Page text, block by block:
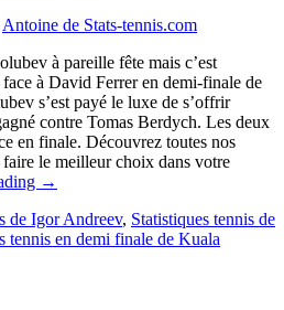
Antoine de Stats-tennis.com
à pareille fête mais c’est
à David Ferrer en demi-finale de
s’est payé le luxe de s’offrir
contre Tomas Berdych. Les deux
en finale. Découvrez toutes nos
le meilleur choix dans votre
→
de Igor Andreev, Statistiques tennis de
tennis en demi finale de Kuala